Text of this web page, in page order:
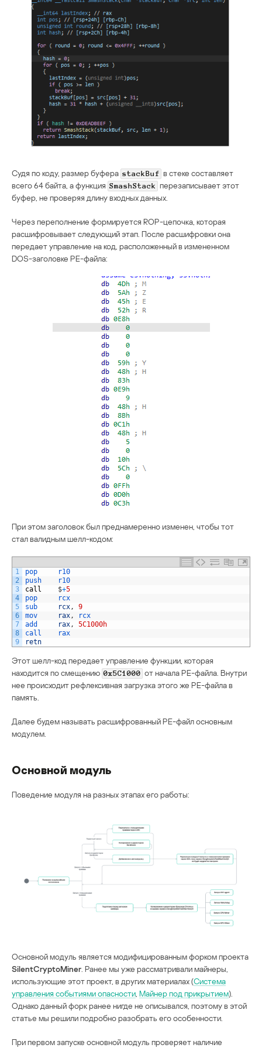
Судя по коду, размер буфера stackBuf в стеке составляет
всего 64 байта, а функция SmashStack перезаписывает этот
буфер, не проверяя длину входных данных.
Через переполнение формируется ROP-цепочка, которая
расшифровывает следующий этап. После расшифровки она
передает управление на код, расположенный в измененном
DOS-заголовке PE-файла:
При этом заголовок был преднамеренно изменен, чтобы тот
стал валидным шелл-кодом:
1
2
3
4
5
6
7
8
9
pop
r10
push
r10
call
$+5
pop
rcx
sub
rcx,
9
mov
rax,
rcx
add
rax,
5C1000h
call
rax
retn
Этот шелл-код передает управление функции, которая
находится по смещению 0x5C1000 от начала PE-файла. Внутри
нее происходит рефлексивная загрузка этого же PE-файла в
память.
Далее будем называть расшифрованный PE-файл основным
модулем.
Основной модуль
Поведение модуля на разных этапах его работы:
Основной модуль является модифицированным форком проекта
SilentCryptoMiner . Ранее мы уже рассматривали майнеры,
использующие этот проект, в других материалах (Система
управления событиями опасности Майнер под прикрытием)
Однако данный форк ранее нигде не описывался, поэтому в этой
статье мы решили подробно разобрать его особенности.
При первом запуске основной модуль проверяет наличие